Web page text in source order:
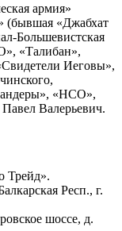
армия»
«Джабхат
Большевистская
«Талибан»,
Иеговы»,
«НСО»,
Валерьевич.
Трейд».
Респ., г.
шоссе, д.